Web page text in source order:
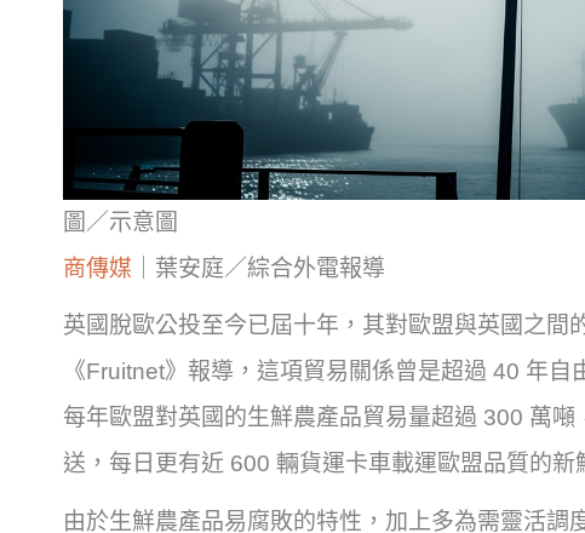
圖／示意圖
商傳媒 ｜葉安庭／綜合外電報導
英國脫歐公投至今已屆十年，其對歐盟與英國之間
《Fruitnet》報導，這項貿易關係曾是超過 40 年自
每年歐盟對英國的生鮮農產品貿易量超過 300 萬
送，每日更有近 600 輛貨運卡車載運歐盟品質的新
由於生鮮農產品易腐敗的特性，加上多為需靈活調